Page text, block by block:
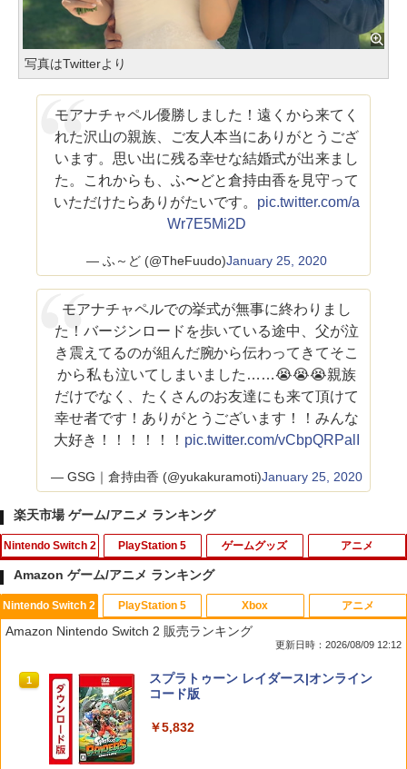
写真はTwitterより
モアナチャペル優勝しました！遠くから来てく
れた沢山の親族、ご友人本当にありがとうござ
います。思い出に残る幸せな結婚式が出来まし
た。これからも、ふ〜どと倉持由香を見守って
いただけたらありがたいです。 pic.twitter.com/a
Wr7E5Mi2D
— ふ～ど (@TheFuudo)January 25, 2020
モアナチャペルでの挙式が無事に終わりまし
た！バージンロードを歩いている途中、父が泣
き震えてるのが組んだ腕から伝わってきてそこ
から私も泣いてしまいました……😭😭😭親族
だけでなく、たくさんのお友達にも来て頂けて
幸せ者です！ありがとうございます！！みんな
大好き！！！！！！ pic.twitter.com/vCbpQRPalI
— GSG｜倉持由香 (@yukakuramoti)January 25, 2020
楽天市場 ゲーム/アニメ ランキング
Nintendo Switch 2
1
ホリ ワイヤレスホリパッド TURBO for
Nintendo Switch 2 ルビーマゼンタ [N
￥7,580
PlayStation 5
1
シティーズ：スカイライン リマスター
ジャパン・スペシャル・エディション
ゲームグッズ
1
PS Vita 2000 アナログスティック・スラ
イドパッド修理用基板 部品 パーツ L R
互換 黒 ブラック オリジナルウエス スラ
￥750
アニメ
1
【中古】おそ松さん 第五松（初回生産
限定版 Blu-ray DISC）/Blu−ray Dis
￥272
Amazon ゲーム/アニメ ランキング
Nintendo Switch 2
Amazon Nintendo Switch 2 販売ランキング
更新日時：2026/08/09 12:12
1
スプラトゥーン レイダース|オンライン
コード版
￥5,832
PlayStation 5 Xbox アニメ